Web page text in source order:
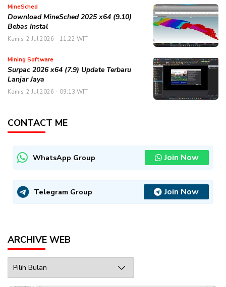
MineSched
Download MineSched 2025 x64 (9.10)
Bebas Instal
Kamis, 2 Jul 2026 - 11:22 WIT
Mining Software
Surpac 2026 x64 (7.9) Update Terbaru
Lanjar Jaya
Kamis, 2 Jul 2026 - 09:13 WIT
CONTACT ME
WhatsApp Group Join Now
Telegram Group Join Now
ARCHIVE WEB
Web